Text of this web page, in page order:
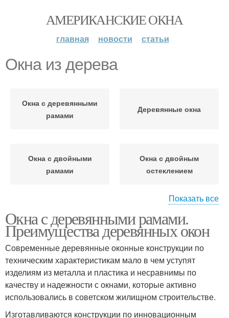
АМЕРИКАНСКИЕ ОКНА
главная новости статьи
Окна из дерева
Окна с деревянными
рамами
Деревянные окна
Окна с двойными
рамами
Окна с двойным
остеклением
Советские окна Простые окна
Пластиковые окна Окна в пятиэтажке
Показать все
Окна с деревянными рамами.
Преимущества деревянных окон
Современные деревянные оконные конструкции по
техническим характеристикам мало в чем уступят
изделиям из металла и пластика и несравнимы по
качеству и надежности с окнами, которые активно
использовались в советском жилищном строительстве.
Изготавливаются конструкции по инновационным